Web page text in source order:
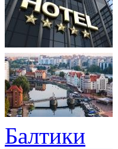
Балтики